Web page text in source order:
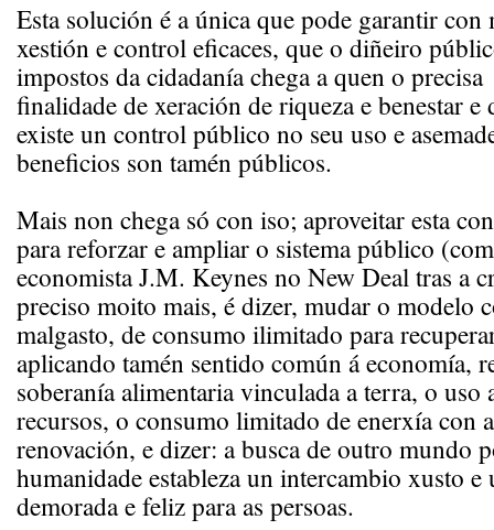
Esta solución é a única que pode garantir con
xestión e control eficaces, que o diñeiro
impostos da cidadanía chega a quen o
finalidade de xeración de riqueza e benestar e
existe un control público no seu uso e
beneficios son tamén públicos.
Mais non chega só con iso; aproveitar esta
para reforzar e ampliar o sistema público
economista J.M. Keynes no New Deal tras a
preciso moito mais, é dizer, mudar o modelo
malgasto, de consumo ilimitado para
aplicando tamén sentido común á economía,
soberanía alimentaria vinculada a terra, o uso
recursos, o consumo limitado de enerxía con
renovación, e dizer: a busca de outro mundo
humanidade estableza un intercambio xusto e
demorada e feliz para as persoas.